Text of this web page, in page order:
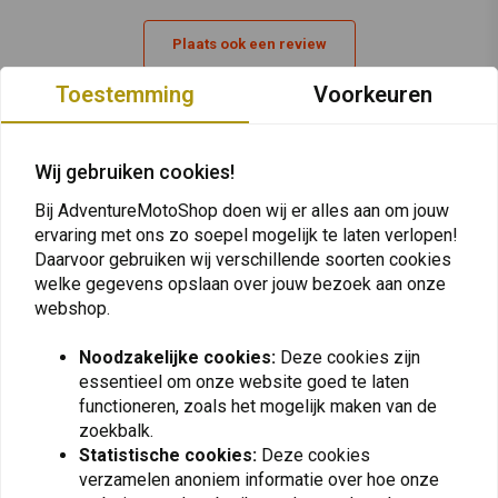
Plaats ook een review
BEL-RAY
6-IN-1 | 400ml
€12,80
Adapterset Voor led
Verstralers op BMW R
Toestemming Voorkeuren
Wij gebruiken cookies!
Bij AdventureMotoShop doen wij er alles aan om jouw
ervaring met ons zo soepel mogelijk te laten verlopen!
Daarvoor gebruiken wij verschillende soorten cookies
welke gegevens opslaan over jouw bezoek aan onze
webshop.
Noodzakelijke cookies: Deze cookies zijn
essentieel om onze website goed te laten
functioneren, zoals het mogelijk maken van de
zoekbalk.
Statistische cookies: Deze cookies
verzamelen anoniem informatie over hoe onze